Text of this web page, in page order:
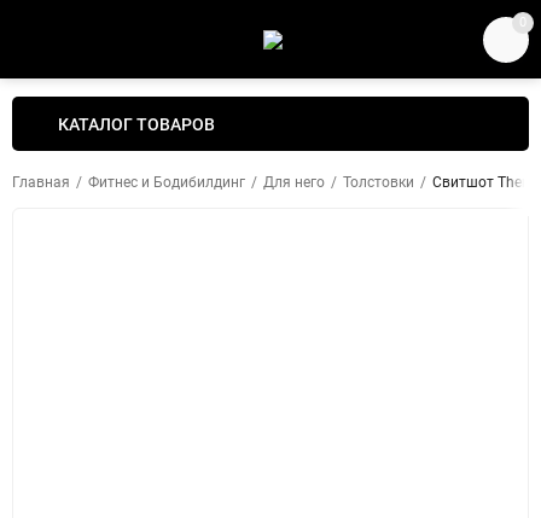
0
КАТАЛОГ ТОВАРОВ
Главная / Фитнес и Бодибилдинг / Для него / Толстовки / Свитшот